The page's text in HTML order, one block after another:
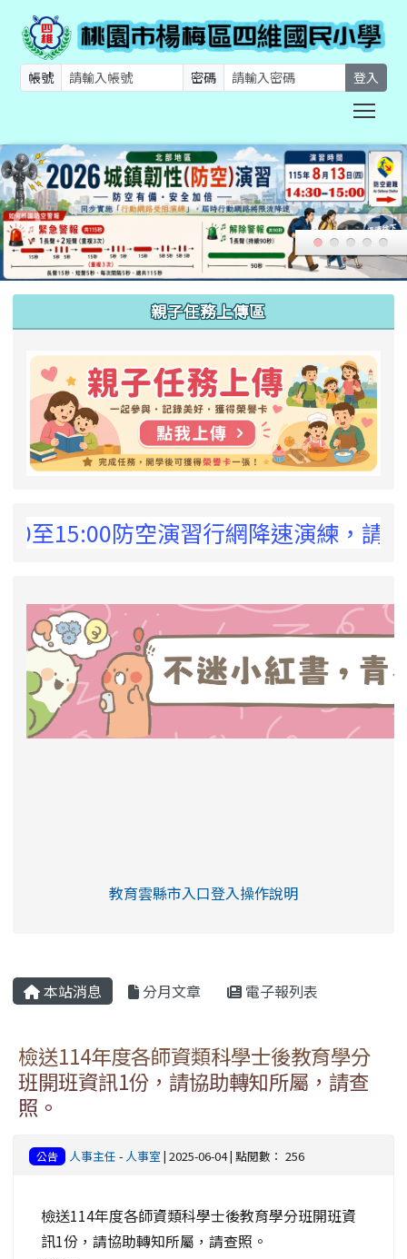
帳號 密碼 登入
親子任務上傳區
防空演習行網降速演練，請預為因
link to https://eliteracy.edu.tw/Shorts/
教育雲縣市入口登入操作說明
本站消息 分月文章 電子報列表
檢送114年度各師資類科學士後教育學分
班開班資訊1份，請協助轉知所屬，請查
照。
公告 人事主任 - 人事室 | 2025-06-04 | 點閱數： 256
檢送114年度各師資類科學士後教育學分班開班資
訊1份，請協助轉知所屬，請查照。